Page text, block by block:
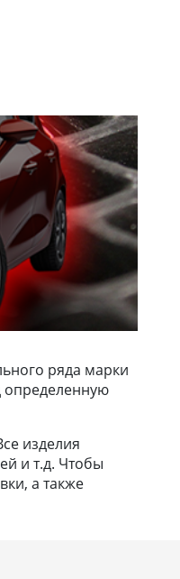
ряда марки
определенную
изделия
и т.д. Чтобы
а также